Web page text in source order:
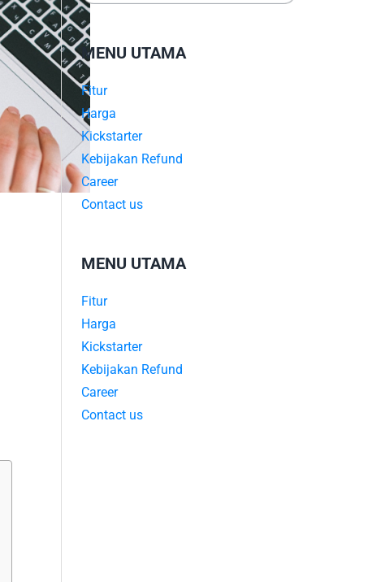
MENU UTAMA
Fitur
Harga
Kickstarter
Kebijakan Refund
Career
Contact us
MENU UTAMA
Fitur
Harga
Kickstarter
Kebijakan Refund
Career
Contact us